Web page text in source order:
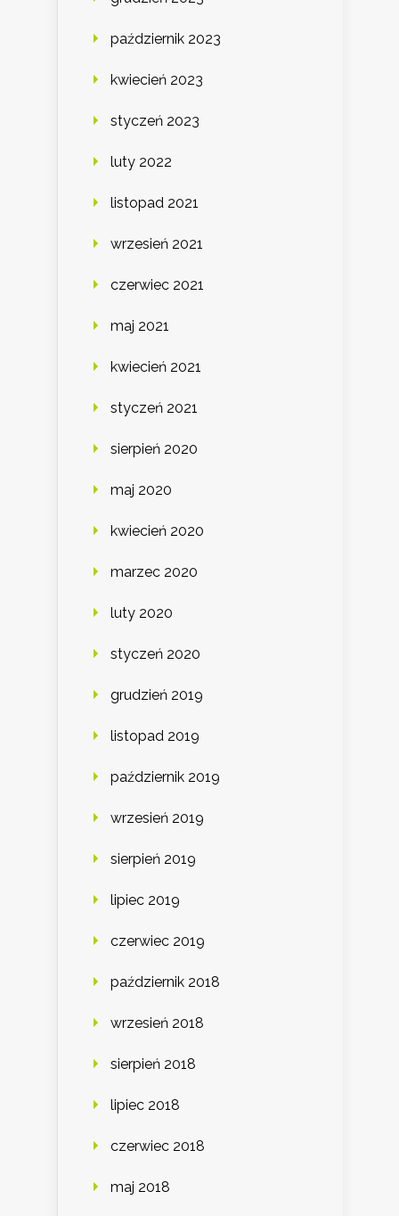
październik 2023
kwiecień 2023
styczeń 2023
luty 2022
listopad 2021
wrzesień 2021
czerwiec 2021
maj 2021
kwiecień 2021
styczeń 2021
sierpień 2020
maj 2020
kwiecień 2020
marzec 2020
luty 2020
styczeń 2020
grudzień 2019
listopad 2019
październik 2019
wrzesień 2019
sierpień 2019
lipiec 2019
czerwiec 2019
październik 2018
wrzesień 2018
sierpień 2018
lipiec 2018
czerwiec 2018
maj 2018